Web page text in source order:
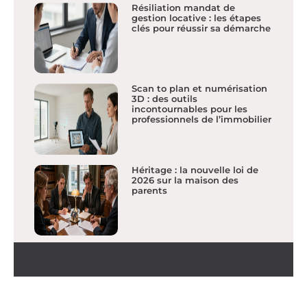
Résiliation mandat de
gestion locative : les étapes
clés pour réussir sa démarche
Scan to plan et numérisation
3D : des outils
incontournables pour les
professionnels de l’immobilier
Héritage : la nouvelle loi de
2026 sur la maison des
parents